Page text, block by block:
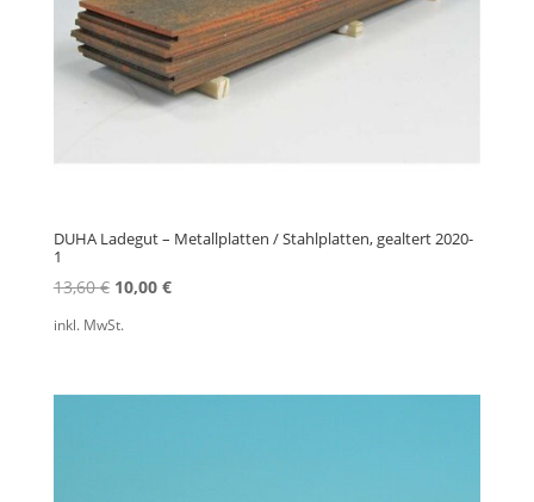
DUHA Ladegut – Metallplatten / Stahlplatten, gealtert 2020-
1
13,60€ Ursprünglicher
10,00 €Aktueller
inkl. MwSt.